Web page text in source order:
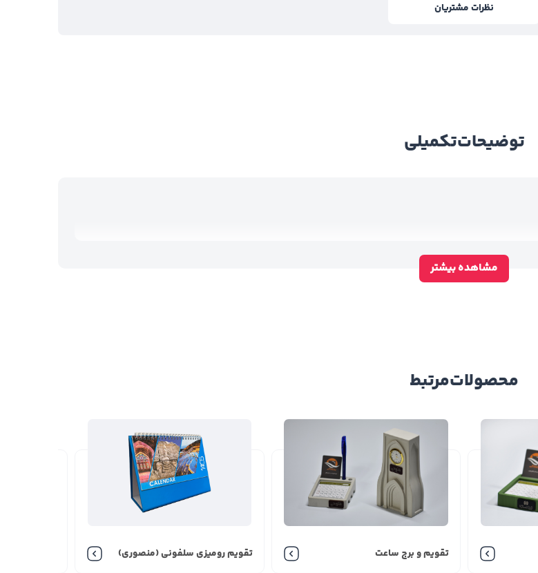
نظرات مشتریان
توضیحاتتکمیلی
مشاهده بیشتر
محصولاتمرتبط
تقویم رومیزی سلفونی (منصوری) تقویم و برج ساعت